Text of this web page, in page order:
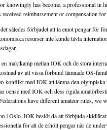
knowingly has become, a professional in
reimbursement or compensation
således förbjudet att ta emot pengar för
resurser inte kunde tävla
maktkamp mellan IOK och de stora
av att vissa förbund lämnade OS-
konflikt med IOK att lämna den
med IOK och dess rigida
have different amateur rules, we
i Oslo. IOK beslöt då att förbjuda
för att de erhöll pengar när de